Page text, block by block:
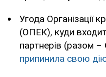
Угода Організації
(ОПЕК), куди
партнерів (разом
припинила свою